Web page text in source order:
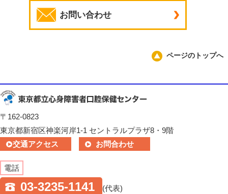
お問い合わせ
ページのトップへ
〒162-0823
東京都新宿区神楽河岸1-1 セントラルプラザ8・9階
交通アクセス
お問合わせ
電話
03-3235-1141 (代表)